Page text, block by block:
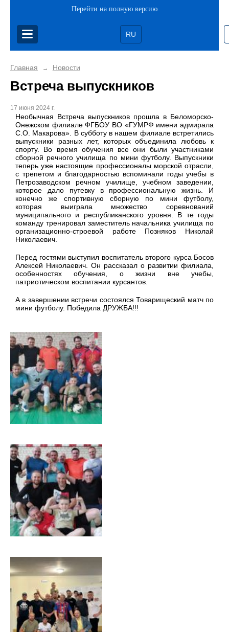
Перейти на полную версию
RU
Главная → Новости
Встреча выпускников
17 июня 2024 г.
Необычная Встреча выпускников прошла в Беломорско-
Онежском филиале ФГБОУ ВО «ГУМРФ имени адмирала
С.О. Макарова». В субботу в нашем филиале встретились
выпускники разных лет, которых объединила любовь к
спорту. Во время обучения все они были участниками
сборной речного училища по мини футболу. Выпускники
теперь уже настоящие профессионалы морской отрасли,
с трепетом и благодарностью вспоминали годы учебы в
Петрозаводском речном училище, учебном заведении,
которое дало путевку в профессиональную жизнь. И
конечно же спортивную сборную по мини футболу,
которая выиграла множество соревнований
муниципального и республиканского уровня. В те годы
команду тренировал заместитель начальника училища по
организационно-строевой работе Позняков Николай
Николаевич.
Перед гостями выступил воспитатель второго курса Босов
Алексей Николаевич. Он рассказал о развитии филиала,
особенностях обучения, о жизни вне учебы,
патриотическом воспитании курсантов.
А в завершении встречи состоялся Товарищеский матч по
мини футболу. Победила ДРУЖБА!!!